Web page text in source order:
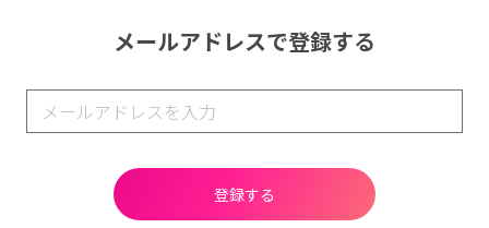
メールアドレスで登録する